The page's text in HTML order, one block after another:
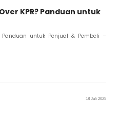
KPR? Panduan untuk
Panduan untuk Penjual & Pembeli –
18 Juli 2025